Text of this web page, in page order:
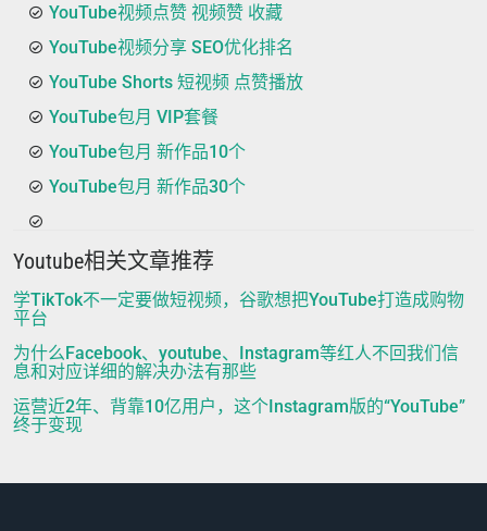
YouTube视频点赞 视频赞 收藏
YouTube视频分享 SEO优化排名
YouTube Shorts 短视频 点赞播放
YouTube包月 VIP套餐
YouTube包月 新作品10个
YouTube包月 新作品30个
Youtube相关文章推荐
学TikTok不一定要做短视频，谷歌想把YouTube打造成购物
平台
为什么Facebook、youtube、Instagram等红人不回我们信
息和对应详细的解决办法有那些
运营近2年、背靠10亿用户，这个Instagram版的“YouTube”
终于变现